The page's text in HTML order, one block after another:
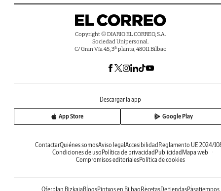
Copyright © DIARIO EL CORREO, S.A.
Sociedad Unipersonal.
C/ Gran Vía 45, 3ª planta, 48011 Bilbao
Descargar la app
App Store Google Play
ContactarQuiénes somosAviso legal Accesibilidad Reglamento UE 2024/
Condiciones de uso Política de privacidad Publicidad Mapa web
Compromisos editorialesPolítica de cookies
Oferplan Bizkaia BlogsPintxos en Bilbao RecetasDe tiendasPasatiempos